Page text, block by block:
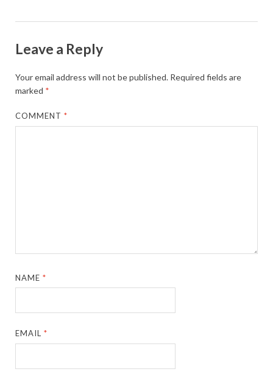
Leave a Reply
Your email address will not be published. Required fields are
marked *
COMMENT*
NAME*
EMAIL*